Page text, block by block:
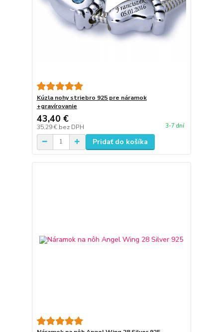
Kúzla nohy striebro 925 pre náramok
+gravírovanie
43,40 €
35,29 € bez DPH 3-7 dní
Pridať do košíka